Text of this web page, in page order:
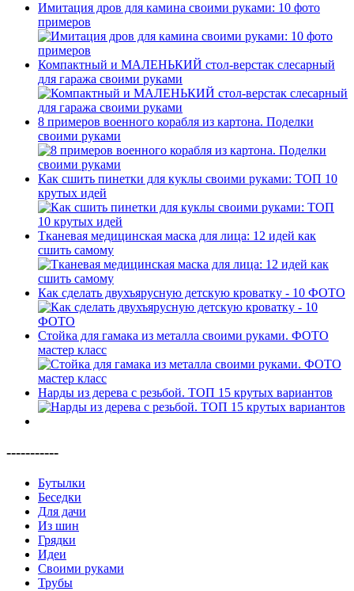
Имитация дров для камина своими руками: 10 фото
примеров
Компактный и МАЛЕНЬКИЙ стол-верстак слесарный
для гаража своими руками
8 примеров военного корабля из картона. Поделки
своими руками
Как сшить пинетки для куклы своими руками: ТОП 10
крутых идей
Тканевая медицинская маска для лица: 12 идей как
сшить самому
Как сделать двухъярусную детскую кроватку - 10 ФОТО
Стойка для гамака из металла своими руками. ФОТО
мастер класс
Нарды из дерева с резьбой. ТОП 15 крутых вариантов
-----------
Бутылки
Беседки
Для дачи
Из шин
Грядки
Идеи
Своими руками
Трубы